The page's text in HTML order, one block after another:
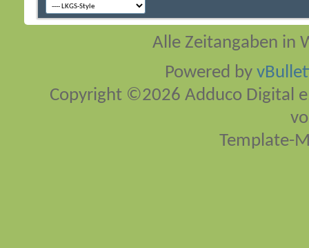
Alle Zeitangaben in
Powered by
Copyright ©2026 Adduco Digital
Template-